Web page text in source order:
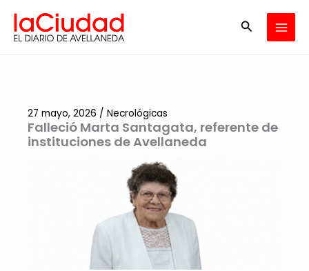
contenido
Buscar
Falleció Marta Santagata, referente de
instituciones de Avellaneda
27 mayo, 2026 / Necrológicas